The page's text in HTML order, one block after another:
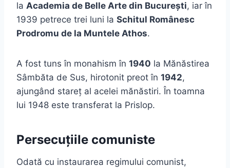
la Academia de Belle Arte din București, iar în
1939 petrece trei luni la Schitul Românesc
Prodromu de la Muntele Athos.
A fost tuns în monahism în 1940 la Mănăstirea
Sâmbăta de Sus, hirotonit preot în 1942,
ajungând stareț al acelei mănăstiri. În toamna
lui 1948 este transferat la Prislop.
Persecuțiile comuniste
Odată cu instaurarea regimului comunist,